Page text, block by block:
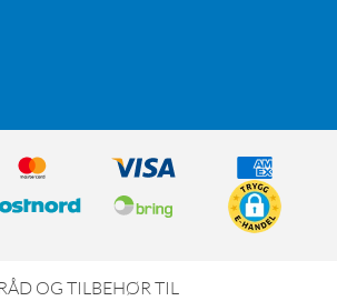
RÅD OG TILBEHØR TIL